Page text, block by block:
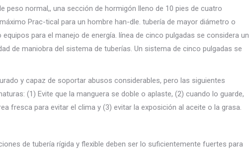
peso normal,, una sección de hormigón lleno de 10 pies de cuatro
Prac-tical para un hombre han-dle. tubería de mayor diámetro o
para el manejo de energía. línea de cinco pulgadas se considera un
de maniobra del sistema de tuberías. Un sistema de cinco pulgadas se
y capaz de soportar abusos considerables, pero las siguientes
(1) Evite que la manguera se doble o aplaste, (2) cuando lo guarde,
fresca para evitar el clima y (3) evitar la exposición al aceite o la grasa.
de tubería rígida y flexible deben ser lo suficientemente fuertes para